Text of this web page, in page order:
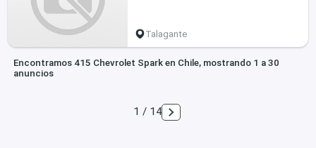
Talagante
Encontramos 415 Chevrolet Spark en Chile, mostrando 1 a 30
anuncios
1 / 14